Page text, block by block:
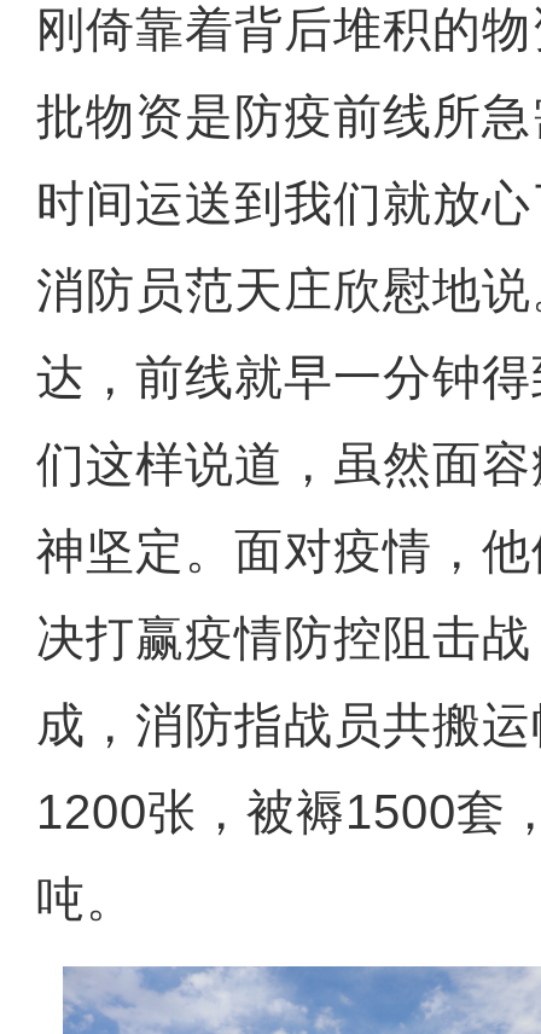
刚倚靠着背后堆积的
批物资是防疫前线所
时间运送到我们就放
消防员范天庄欣慰地
达，前线就早一分钟
们这样说道，虽然面
神坚定。面对疫情，
决打赢疫情防控阻击
成，消防指战员共搬
1200张，被褥1500套
吨。